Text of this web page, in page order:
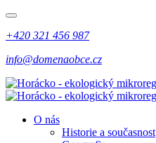
+420 321 456 987
info@domenaobce.cz
O nás
Historie a současnost